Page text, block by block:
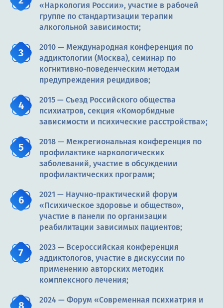
«Наркология России», участие в рабочей
группе по стандартизации терапии
алкогольной зависимости;
2010 — Международная конференция по
аддиктологии (Москва), семинар по
когнитивно-поведенческим методам
предупреждения рецидивов;
2015 — Съезд Российского общества
психиатров, секция «Коморбидные
зависимости и психические расстройства»;
2018 — Межрегиональная конференция по
профилактике наркологических
заболеваний, участие в обсуждении
профилактических программ;
2021 — Научно-практический форум
«Психическое здоровье и общество»,
участие в панели по организации
реабилитации зависимых пациентов;
2023 — Всероссийская конференция
аддиктологов, участие в дискуссии по
применению авторских методик
комплексного лечения;
2024 — Форум «Современная психиатрия и